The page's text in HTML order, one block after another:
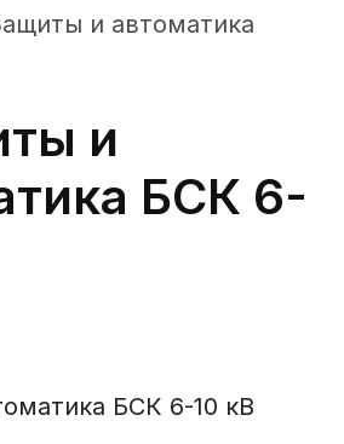
и автоматика
и
БСК 6-
БСК 6-10 кВ